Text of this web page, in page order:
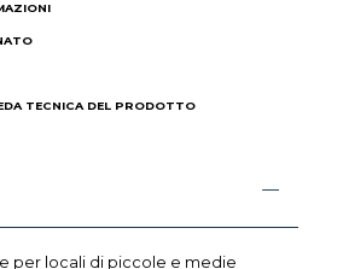
TECNICA DEL PRODOTTO
per locali di piccole e medie